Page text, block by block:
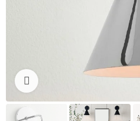
Cliquez pour agrandir